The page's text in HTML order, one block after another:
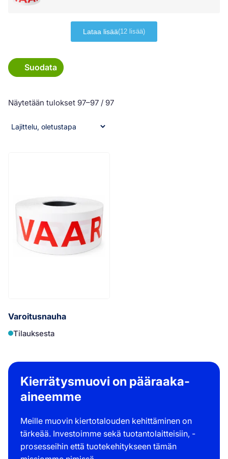
Lataa lisää(12 lisää)
Suodata
Näytetään tulokset 97–97 / 97
Varoitusnauha
Tilauksesta
Kierrätysmuovi on pääraaka-
aineemme
Meille muovin kiertotalouden kehittäminen on
tärkeää. Investoimme sekä tuotantolaitteisiin, -
prosesseihin että tuotekehitykseen tämän